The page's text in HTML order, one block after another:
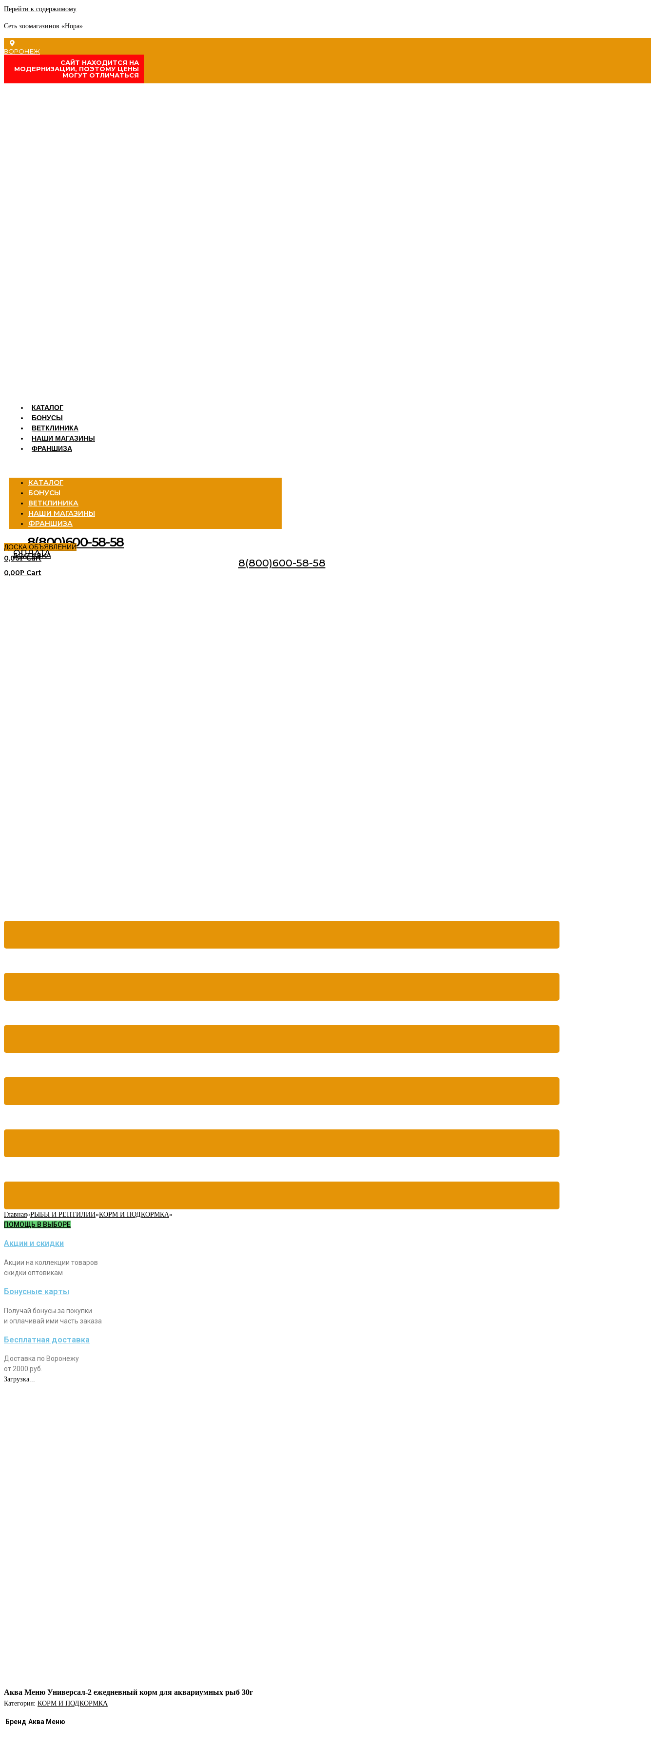
Перейти к содержимому
Сеть зоомагазинов «Нора»
ВОРОНЕЖ
CАЙТ НАХОДИТСЯ НА
МОДЕРНИЗАЦИИ, ПОЭТОМУ ЦЕНЫ
МОГУТ ОТЛИЧАТЬСЯ
КАТАЛОГ
БОНУСЫ
ВЕТКЛИНИКА
НАШИ МАГАЗИНЫ
ФРАНШИЗА
КАТАЛОГ
БОНУСЫ
ВЕТКЛИНИКА
НАШИ МАГАЗИНЫ
ФРАНШИЗА
8(800)600-58-58
ДОСКА ОБЪЯВЛЕНИЙ
ДОСТАВКА
ОПЛАТА
0,00Р Cart 8(800)600-58-58
0,00Р Cart
Главная»РЫБЫ И РЕПТИЛИИ»КОРМ И ПОДКОРМКА»
ПОМОЩЬ В ВЫБОРЕ
Акции и скидки
Акции на коллекции товаров
скидки оптовикам
Бонусные карты
Получай бонусы за покупки
и оплачивай ими часть заказа
Бесплатная доставка
Доставка по Воронежу
от 2000 руб.
Загрузка...
Аква Меню Универсал-2 ежедневный корм для аквариумных рыб 30г
Категория: КОРМ И ПОДКОРМКА
Бренд Аква Меню